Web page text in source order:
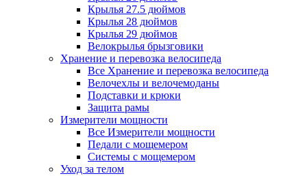
Крылья 27.5 дюймов
Крылья 28 дюймов
Крылья 29 дюймов
Велокрылья брызговики
Хранение и перевозка велосипеда
Все Хранение и перевозка велосипеда
Велочехлы и велочемоданы
Подставки и крюки
Защита рамы
Измерители мощности
Все Измерители мощности
Педали с мощемером
Системы с мощемером
Уход за телом